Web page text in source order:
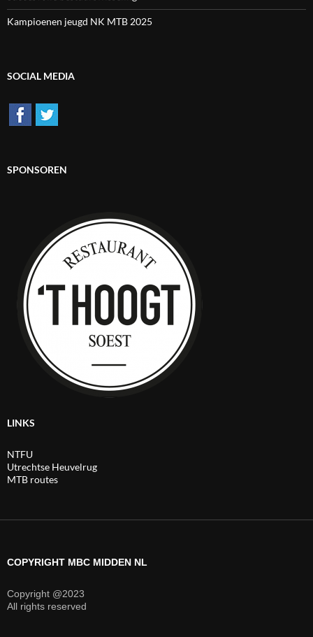
Kampioenen jeugd NK MTB 2025
SOCIAL MEDIA
SPONSOREN
LINKS
NTFU
Utrechtse Heuvelrug
MTB routes
COPYRIGHT MBC MIDDEN NL
Copyright @2023
All rights reserved